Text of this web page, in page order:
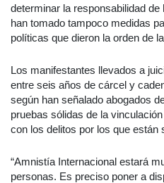
determinar la responsabilidad
han tomado tampoco medidas
políticas que dieron la orden de
Los manifestantes llevados a
entre seis años de cárcel y
según han señalado abogados
pruebas sólidas de la
con los delitos por los que están
“Amnistía Internacional estará
personas. Es preciso poner a